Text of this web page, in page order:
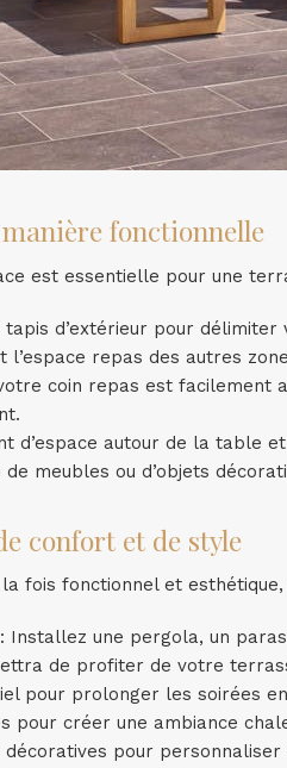
manière fonctionnelle
est essentielle pour une
tapis d’extérieur pour
l’espace repas des autres
coin repas est facilement
d’espace autour de la table
meubles ou d’objets
confort et de style
fois fonctionnel et
: Installez une pergola, un
de profiter de votre
pour prolonger les soirées
pour créer une ambiance
décoratives pour